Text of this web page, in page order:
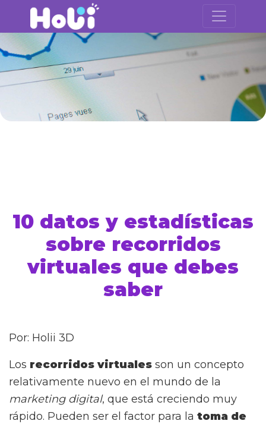
10 datos y estadísticas
sobre recorridos
virtuales que debes
saber
Por: Holii 3D
Los recorridos virtuales son un concepto
relativamente nuevo en el mundo de la
marketing digital, que está creciendo muy
rápido. Pueden ser el factor para la toma de